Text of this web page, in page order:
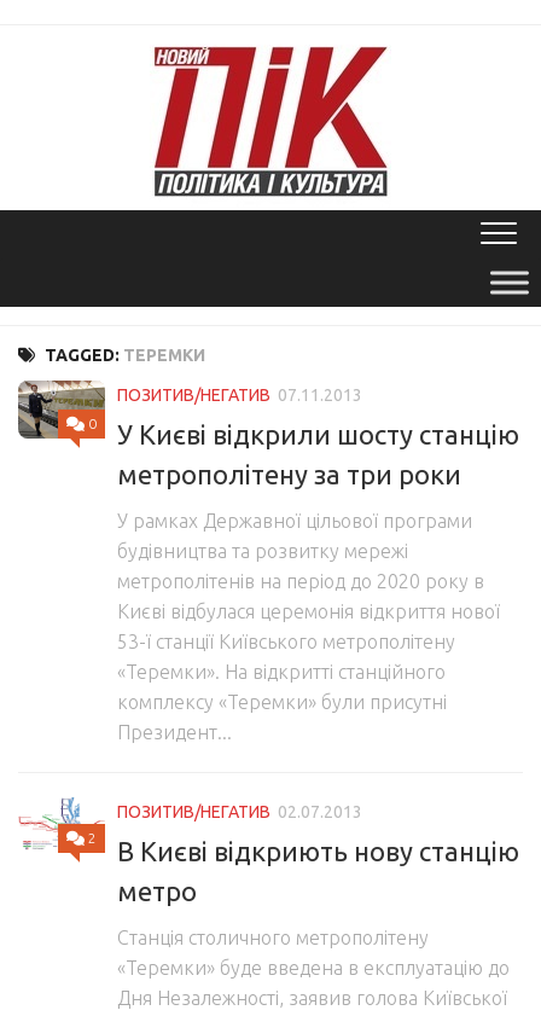
TAGGED: ТЕРЕМКИ
0
ПОЗИТИВ/НЕГАТИВ 07.11.2013
У Києві відкрили шосту станцію
метрополітену за три роки
У рамках Державної цільової програми
будівництва та розвитку мережі
метрополітенів на період до 2020 року в
Києві відбулася церемонія відкриття нової
53-ї станції Київського метрополітену
«Теремки». На відкритті станційного
комплексу «Теремки» були присутні
Президент...
2
ПОЗИТИВ/НЕГАТИВ 02.07.2013
В Києві відкриють нову станцію
метро
Станція столичного метрополітену
«Теремки» буде введена в експлуатацію до
Дня Незалежності, заявив голова Київської